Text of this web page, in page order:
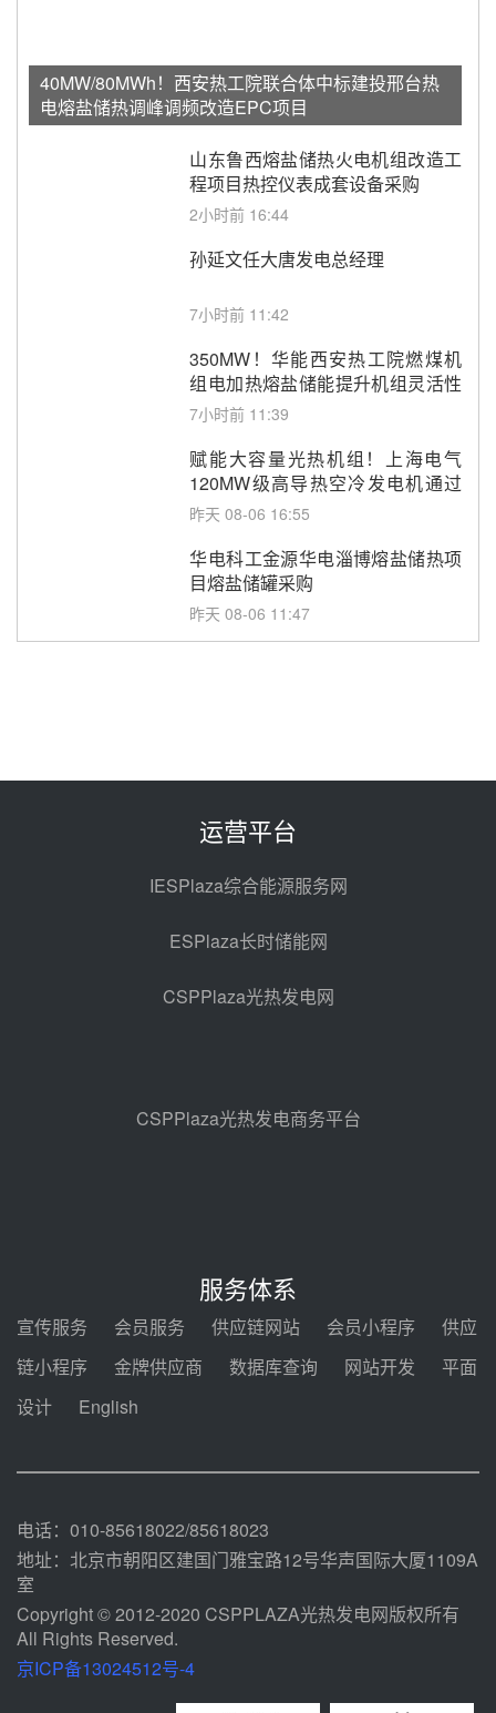
40MW/80MWh！西安热工院联合体中标建投邢台热
电熔盐储热调峰调频改造EPC项目
山东鲁西熔盐储热火电机组改造工
程项目热控仪表成套设备采购
2小时前 16:44
孙延文任大唐发电总经理
7小时前 11:42
350MW！华能西安热工院燃煤机
组电加热熔盐储能提升机组灵活性
改造项目初步设计第三方评审服务
7小时前 11:39
赋能大容量光热机组！上海电气
120MW级高导热空冷发电机通过
型式试验
昨天 08-06 16:55
华电科工金源华电淄博熔盐储热项
目熔盐储罐采购
昨天 08-06 11:47
光热示范电站二列蒸汽发生器设备
热发电工程EPC总承包项目熔盐截
昊森机电中标新疆华电天山北麓基
地100MW光热发电工程EPC总承
包项目熔盐介质超声波流量计采购
前天 08-05 17:09
前天 08-05 14:48
2026-2029年熔盐介质框架协议
中能建华中试研院中标重能新疆
100MW光热项目机组调试及性能
规模化助力构建绿色低碳电力供给
运营平台
IESPlaza综合能源服务网
ESPlaza长时储能网
CSPPlaza光热发电网
CSPPlaza光热发电商务平台
服务体系
宣传服务 会员服务 供应链网站 会员小程序
供应
链小程序
金牌供应商 数据库查询 网站开发
平面
设计
English
电话：010-85618022/85618023
地址：北京市朝阳区建国门雅宝路12号华声国际大厦1109A
室
Copyright © 2012-2020 CSPPLAZA光热发电网版权所有
All Rights Reserved.
京ICP备13024512号-4